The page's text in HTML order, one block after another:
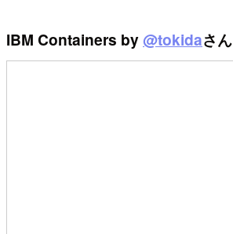
IBM Containers by@tokidaさん